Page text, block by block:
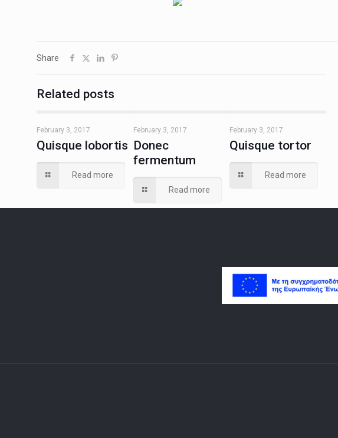
Share
Related posts
February 3, 2017
Quisque lobortis
Read more
February 3, 2017
Donec
fermentum
Read more
February 3, 2017
Quisque tortor
Read more